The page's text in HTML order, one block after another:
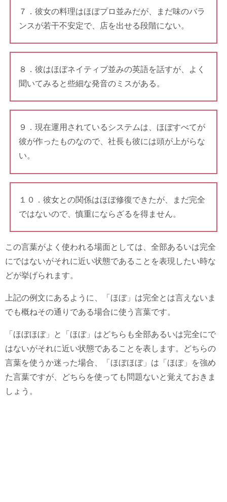
７．彼女の料理はほぼプロ並みだが、まだ味のバラ
ンスが若干不安定で、店を出せる段階にない。
８．彼はほぼネイティブ並みの英語を話すが、よく
聞いてみると些細な発音のミスがある。
９．現在運用されているシステムは、ほぼすべてが
彼が作ったものなので、社長も彼には頭が上がらな
い。
１０．彼女との関係はほぼ修復できたが、まだ完全
ではないので、慎重にならざるを得ません。
この言葉がよく使われる場面としては、全部あるいは完全
にではないがそれに近い状態であることを表現したい時な
どが挙げられます。
上記の例文にあるように、「ほぼ」は完全とは言えないま
でも概ねその通りである場合に使う言葉です。
「ほぼほぼ」と「ほぼ」はどちらも全部あるいは完全にで
はないがそれに近い状態であることを表します。どちらの
言葉を使うか迷った場合、「ほぼほぼ」は「ほぼ」を強め
た言葉ですが、どちらを使っても問題ないと覚えておきま
しょう。